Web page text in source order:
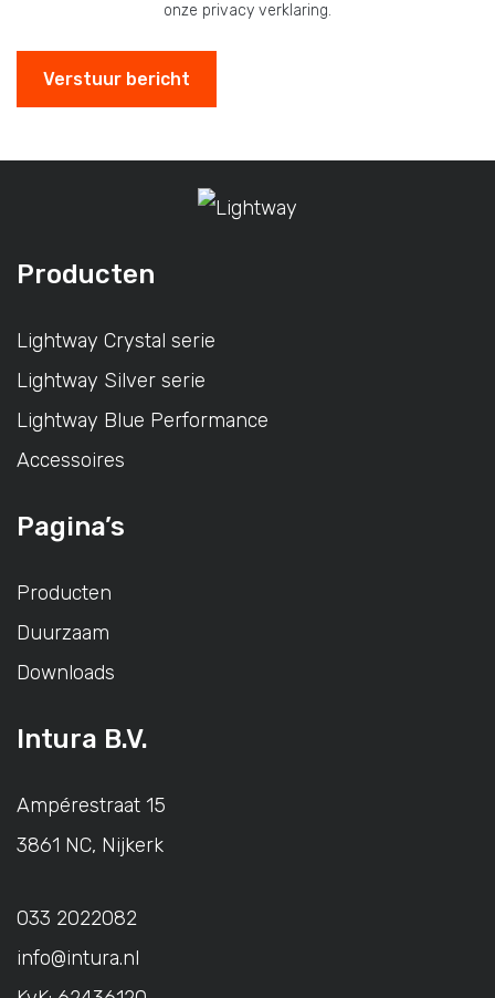
onze privacy verklaring.
Producten
Lightway Crystal serie
Lightway Silver serie
Lightway Blue Performance
Accessoires
Pagina’s
Producten
Duurzaam
Downloads
Intura B.V.
Ampérestraat 15
3861 NC, Nijkerk
033 2022082
info@intura.nl